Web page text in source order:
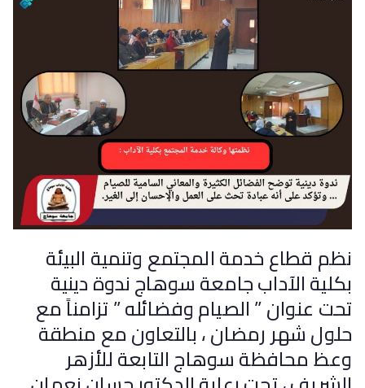
نظم قطاع خدمة المجتمع وتنمية البيئة
بكلية الآداب جامعة سوهاج ندوة دينية
تحت عنوان ” الصيام وفضائله ” تزامناً مع
حلول شهر رمضان ، بالتعاون مع منطقة
وعظ محافظة سوهاج التابعة للأزهر